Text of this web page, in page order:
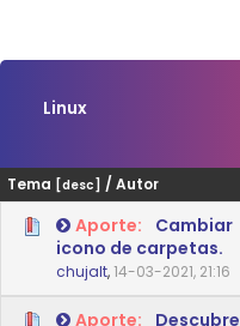
Linux
Tema [desc] / Autor
Aporte:
Cambiar
icono de carpetas.
chujalt,14-03-2021, 21:16
Aporte:
Descubre